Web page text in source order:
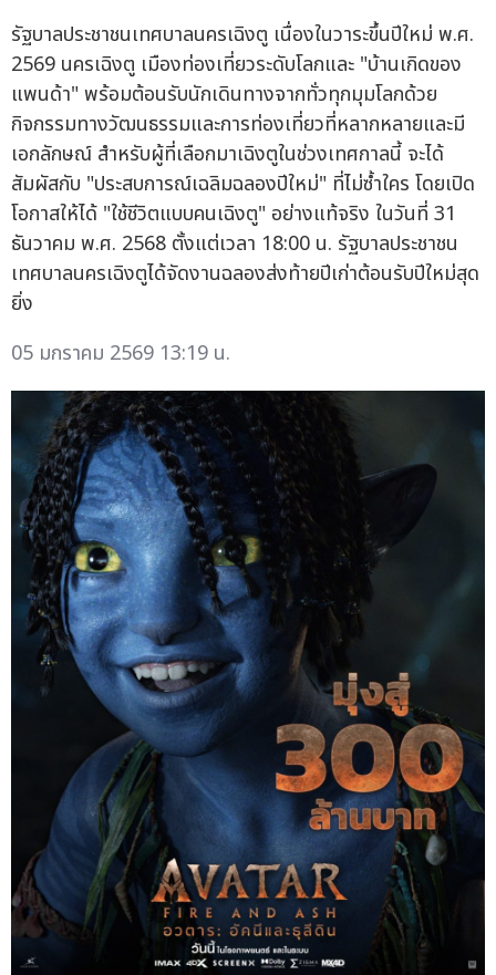
รัฐบาลประชาชนเทศบาลนครเฉิงตู เนื่องในวาระขึ้นปีใหม่ พ.ศ.
2569 นครเฉิงตู เมืองท่องเที่ยวระดับโลกและ "บ้านเกิดของ
แพนด้า" พร้อมต้อนรับนักเดินทางจากทั่วทุกมุมโลกด้วย
กิจกรรมทางวัฒนธรรมและการท่องเที่ยวที่หลากหลายและมี
เอกลักษณ์ สำหรับผู้ที่เลือกมาเฉิงตูในช่วงเทศกาลนี้ จะได้
สัมผัสกับ "ประสบการณ์เฉลิมฉลองปีใหม่" ที่ไม่ซ้ำใคร โดยเปิด
โอกาสให้ได้ "ใช้ชีวิตแบบคนเฉิงตู" อย่างแท้จริง ในวันที่ 31
ธันวาคม พ.ศ. 2568 ตั้งแต่เวลา 18:00 น. รัฐบาลประชาชน
เทศบาลนครเฉิงตูได้จัดงานฉลองส่งท้ายปีเก่าต้อนรับปีใหม่สุด
ยิ่ง
05 มกราคม 2569 13:19 น.